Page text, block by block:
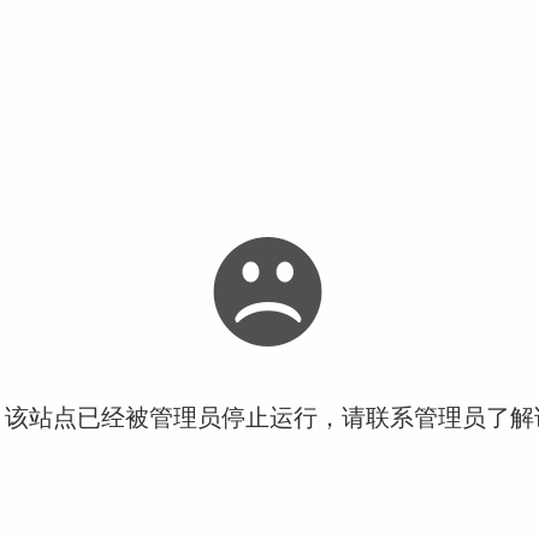
站点已经被管理员停止运行，请联系管理员了